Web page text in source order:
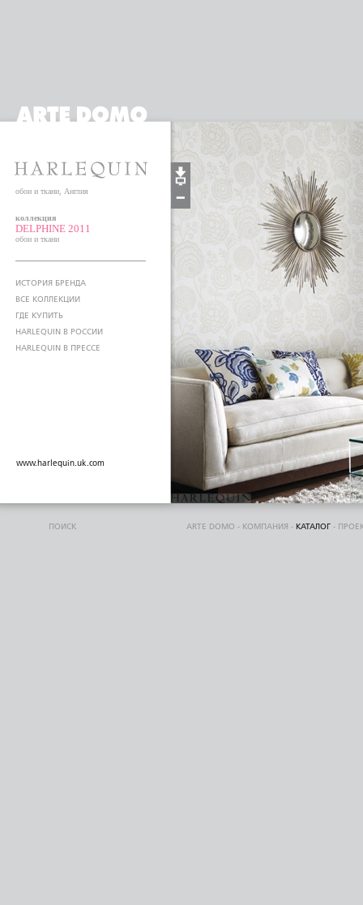
обои и ткани, Англия
коллекция
DELPHINE 2011
обои и ткани
ИСТОРИЯ БРЕНДА
ВСЕ КОЛЛЕКЦИИ
ГДЕ КУПИТЬ
HARLEQUIN В РОССИИ
HARLEQUIN В ПРЕССЕ
www.harlequin.uk.com
ПОИСК ARTE DOMO - КОМПАНИЯ - КАТАЛОГ -